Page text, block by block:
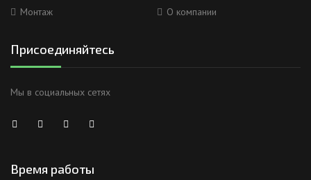
Монтаж О компании
Присоединяйтесь
Мы в социальных сетях
Время работы